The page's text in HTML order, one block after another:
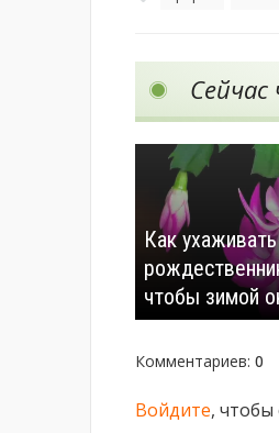
Как
чтобы зимой
Комментариев: 0
Войдите,